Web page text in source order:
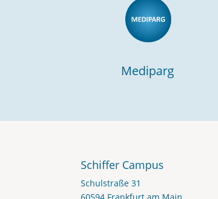
Mediparg
Schiffer Campus
Schulstraße 31